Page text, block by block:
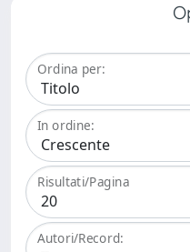
Ordina per:
In ordine:
Risultati/Pagina
Autori/Record: